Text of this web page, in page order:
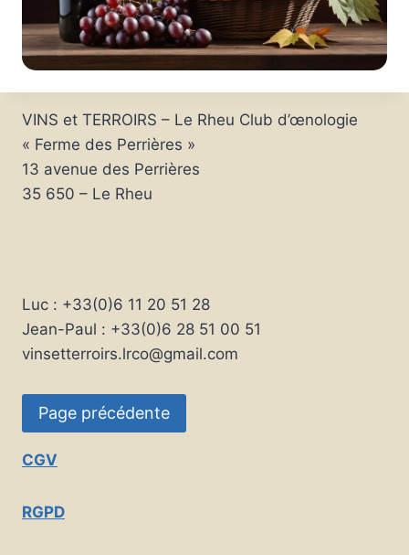
VINS et TERROIRS – Le Rheu Club d’œnologie
« Ferme des Perrières »
13 avenue des Perrières
35 650 – Le Rheu
Luc : +33(0)6 11 20 51 28
Jean-Paul : +33(0)6 28 51 00 51
vinsetterroirs.lrco@gmail.com
CGV
RGPD